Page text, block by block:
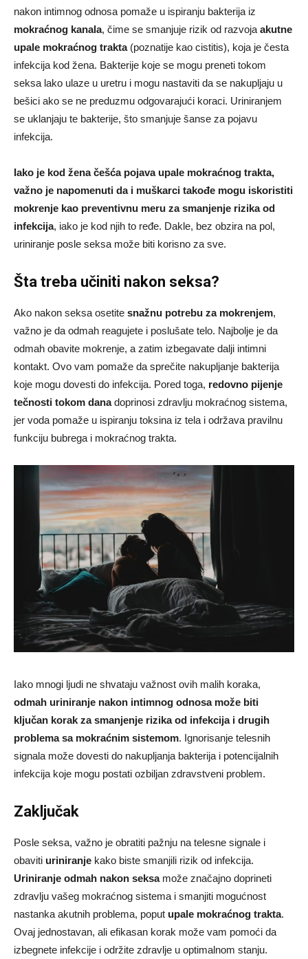
nakon intimnog odnosa pomaže u ispiranju bakterija iz
mokraćnog kanala, čime se smanjuje rizik od razvoja akutne
upale mokraćnog trakta(poznatije kao cistitis), koja je česta
infekcija kod žena. Bakterije koje se mogu preneti tokom
seksa lako ulaze u uretru i mogu nastaviti da se nakupljaju u
bešici ako se ne preduzmu odgovarajući koraci. Uriniranjem
se uklanjaju te bakterije, što smanjuje šanse za pojavu
infekcija.
Iako je kod žena češća pojava upale mokraćnog trakta,
važno je napomenuti da i muškarci takođe mogu iskoristiti
mokrenje kao preventivnu meru za smanjenje rizika od
infekcija, iako je kod njih to ređe. Dakle, bez obzira na pol,
uriniranje posle seksa može biti korisno za sve.
Šta treba učiniti nakon seksa?
Ako nakon seksa osetite snažnu potrebu za mokrenjem,
važno je da odmah reagujete i poslušate telo. Najbolje je da
odmah obavite mokrenje, a zatim izbegavate dalji intimni
kontakt. Ovo vam pomaže da sprečite nakupljanje bakterija
koje mogu dovesti do infekcija. Pored toga, redovno pijenje
tečnosti tokom danadoprinosi zdravlju mokraćnog sistema,
jer voda pomaže u ispiranju toksina iz tela i održava pravilnu
funkciju bubrega i mokraćnog trakta.
Iako mnogi ljudi ne shvataju važnost ovih malih koraka,
odmah uriniranje nakon intimnog odnosa može biti
ključan korak za smanjenje rizika od infekcija i drugih
problema sa mokraćnim sistemom. Ignorisanje telesnih
signala može dovesti do nakupljanja bakterija i potencijalnih
infekcija koje mogu postati ozbiljan zdravstveni problem.
Zaključak
Posle seksa, važno je obratiti pažnju na telesne signale i
obaviti uriniranje kako biste smanjili rizik od infekcija.
Uriniranje odmah nakon seksamože značajno doprineti
zdravlju vašeg mokraćnog sistema i smanjiti mogućnost
nastanka akutnih problema, poput upale mokraćnog trakta.
Ovaj jednostavan, ali efikasan korak može vam pomoći da
izbegnete infekcije i održite zdravlje u optimalnom stanju.